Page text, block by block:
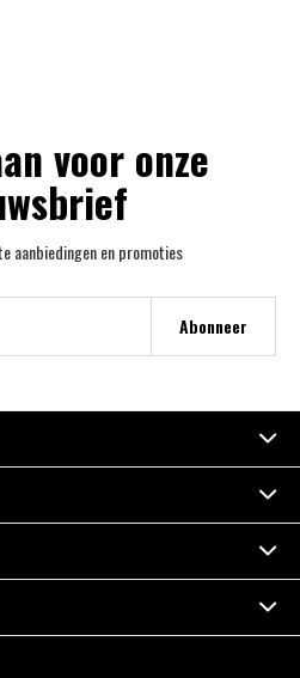
voor onze
aanbiedingen en promoties
Abonneer